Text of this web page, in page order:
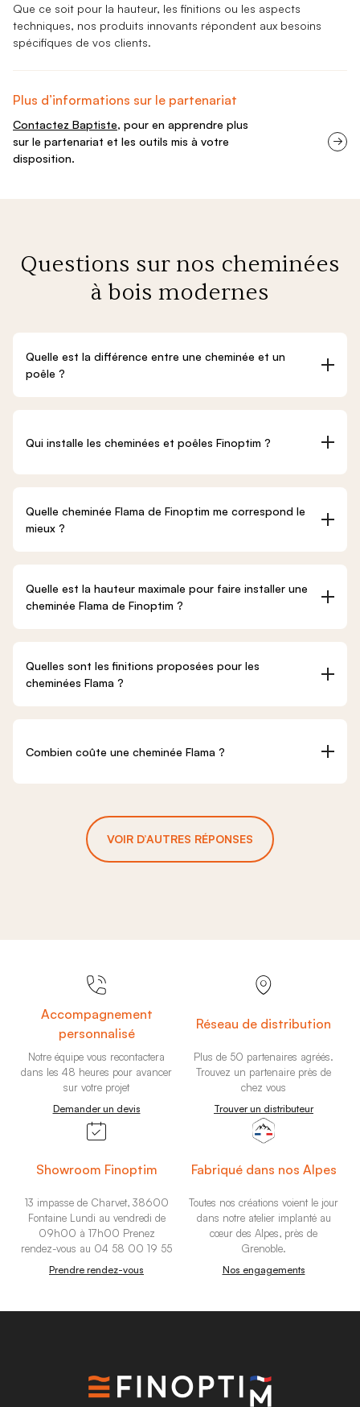
Que ce soit pour la hauteur, les finitions ou les aspects
techniques, nos produits innovants répondent aux besoins
spécifiques de vos clients.
Plus d’informations sur le partenariat
Contactez Baptiste, pour en apprendre plus
sur le partenariat et les outils mis à votre
disposition.
Questions sur nos cheminées
à bois modernes
Quelle est la différence entre une cheminée et un
poêle ?
Qui installe les cheminées et poêles Finoptim ?
Quelle cheminée Flama de Finoptim me correspond le
mieux ?
Quelle est la hauteur maximale pour faire installer une
cheminée Flama de Finoptim ?
Quelles sont les finitions proposées pour les
cheminées Flama ?
Combien coûte une cheminée Flama ?
VOIR D’AUTRES RÉPONSES
Accompagnement
personnalisé
Notre équipe vous recontactera
dans les 48 heures pour avancer
sur votre projet
Demander un devis
Réseau de distribution
Plus de 50 partenaires agréés.
Trouvez un partenaire près de
chez vous
Trouver un distributeur
Showroom Finoptim
13 impasse de Charvet, 38600
FontaineLundi au vendredi de
09h00 à 17h00 Prenez
rendez-vous au 04 58 00 19 55
Prendre rendez-vous
Fabriqué dans nos Alpes
Toutes nos créations voient le jour
dans notre atelier implanté au
cœur des Alpes, près de
Grenoble.
Nos engagements